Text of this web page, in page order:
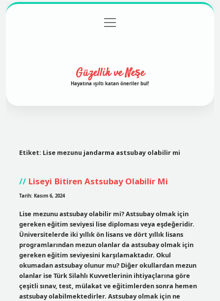
Gizlilik Politikası
menüyü
aç
Güzellik ve Neşe
Hayatına ışıltı katan öneriler bul!
Etiket: Lise mezunu jandarma astsubay olabilir mi
Liseyi Bitiren Astsubay Olabilir Mi
Tarih: Kasım 6, 2024
Lise mezunu astsubay olabilir mi? Astsubay olmak için
gereken eğitim seviyesi lise diploması veya eşdeğeridir.
Üniversitelerde iki yıllık ön lisans ve dört yıllık lisans
programlarından mezun olanlar da astsubay olmak için
gereken eğitim seviyesini karşılamaktadır. Okul
okumadan astsubay olunur mu? Diğer okullardan mezun
olanlar ise Türk Silahlı Kuvvetlerinin ihtiyaçlarına göre
çeşitli sınav, test, mülakat ve eğitimlerden sonra hemen
astsubay olabilmektedirler. Astsubay olmak için ne